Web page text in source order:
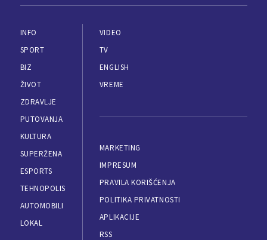
INFO
SPORT
BIZ
ŽIVOT
ZDRAVLJE
PUTOVANJA
KULTURA
SUPERŽENA
ESPORTS
TEHNOPOLIS
AUTOMOBILI
LOKAL
VIDEO
TV
ENGLISH
VREME
MARKETING
IMPRESUM
PRAVILA KORIŠĆENJA
POLITIKA PRIVATNOSTI
APLIKACIJE
RSS